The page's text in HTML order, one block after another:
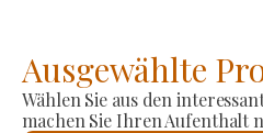
Ausgewählte
Wählen Sie aus den
machen Sie Ihren Aufenthalt